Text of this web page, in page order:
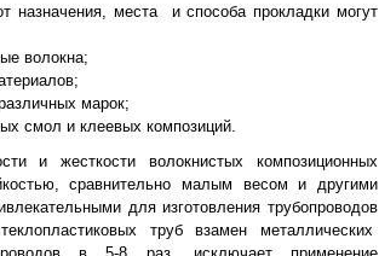
назначения, места и способа прокладки могут
волокна;
марок;
смол и клеевых композиций.
и жесткости волокнистых композиционных
сравнительно малым весом и другими
для изготовления трубопроводов
труб взамен металлических